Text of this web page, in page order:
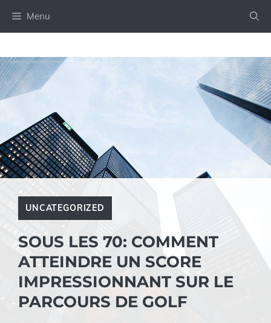
Menu
UNCATEGORIZED
SOUS LES 70: COMMENT
ATTEINDRE UN SCORE
IMPRESSIONNANT SUR LE
PARCOURS DE GOLF